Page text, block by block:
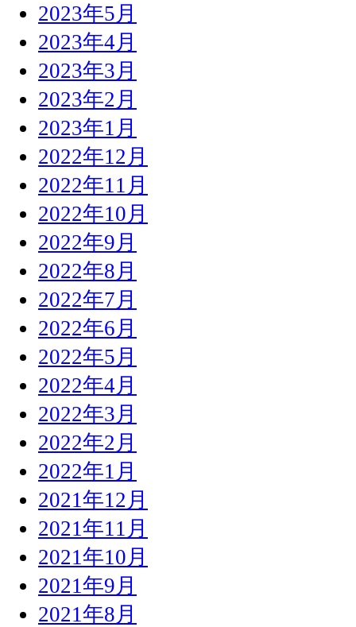
2023年5月
2023年4月
2023年3月
2023年2月
2023年1月
2022年12月
2022年11月
2022年10月
2022年9月
2022年8月
2022年7月
2022年6月
2022年5月
2022年4月
2022年3月
2022年2月
2022年1月
2021年12月
2021年11月
2021年10月
2021年9月
2021年8月